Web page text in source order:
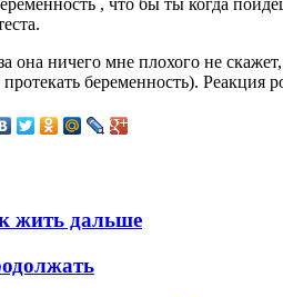
она ничего мне плохого не
беременность). Реакция
жить дальше